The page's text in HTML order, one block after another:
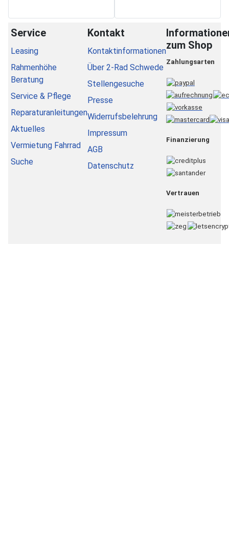
Service
Leasing
Rahmenhöhe
Beratung
Service & Pflege
Reparaturanleitungen
Aktuelles
Vermietung Fahrrad
Suche
Kontakt
Kontaktinformationen
Über 2-Rad Schwede
Stellengesuche
Presse
Widerrufsbelehrung
Impressum
AGB
Datenschutz
zum Shop
Zahlungsarten
Finanzierung
Vertrauen